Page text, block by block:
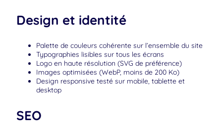
Design et identité
Palette de couleurs cohérente sur l’ensemble du site
Typographies lisibles sur tous les écrans
Logo en haute résolution (SVG de préférence)
Images optimisées (WebP, moins de 200 Ko)
Design responsive testé sur mobile, tablette et
desktop
SEO